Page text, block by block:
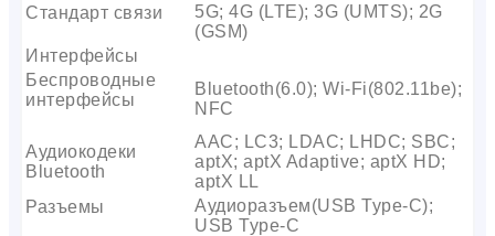
Стандарт связи
5G; 4G (LTE); 3G (UMTS); 2G
(GSM)
Интерфейсы
Беспроводные
интерфейсы
Bluetooth(6.0); Wi-Fi(802.11be);
NFC
Аудиокодеки
Bluetooth
AAC; LC3; LDAC; LHDC; SBC;
aptX; aptX Adaptive; aptX HD;
aptX LL
Разъемы
Аудиоразъем(USB Type-C);
USB Type-C